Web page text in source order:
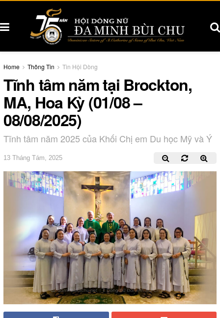
Home Thông Tin Tin Hội Dòng
Tĩnh tâm năm tại Brockton,
MA, Hoa Kỳ (01/08 –
08/08/2025)
Tĩnh tâm năm 2025 của Khối Chị em Du học Mỹ và Ý
13 Tháng Tám, 2025